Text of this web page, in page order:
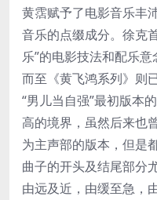
黄霑赋予了电影音乐丰
音乐的点缀成分。徐克
乐”的电影技法和配乐
而至《黄飞鸿系列》则
“男儿当自强”最初版本
高的境界，虽然后来也
为主声部的版本，但是
曲子的开头及结尾部分
由远及近，由缓至急，